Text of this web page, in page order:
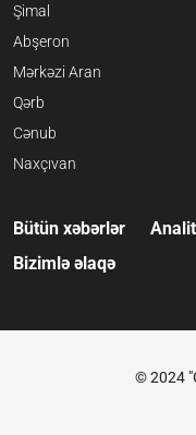
Şimal
Abşeron
Mərkəzi Aran
Qərb
Cənub
Naxçıvan
Bütün xəbərlər
Bizimlə əlaqə
© 2024